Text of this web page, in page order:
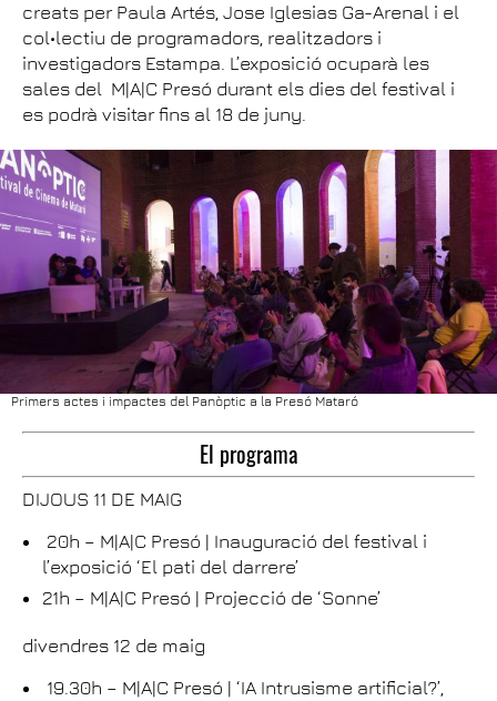
creats per Paula Artés, Jose Iglesias Ga-Arenal i el
col•lectiu de programadors, realitzadors i
investigadors Estampa. L’exposició ocuparà les
sales del M|A|C Presó durant els dies del festival i
es podrà visitar fins al 18 de juny.
Primers actes i impactes del Panòptic a la Presó Mataró
El programa
DIJOUS 11 DE MAIG
20h – M|A|C Presó | Inauguració del festival i
l’exposició ‘El pati del darrere’
21h – M|A|C Presó | Projecció de ‘Sonne’
divendres 12 de maig
19.30h – M|A|C Presó | ‘IA Intrusisme artificial?’,